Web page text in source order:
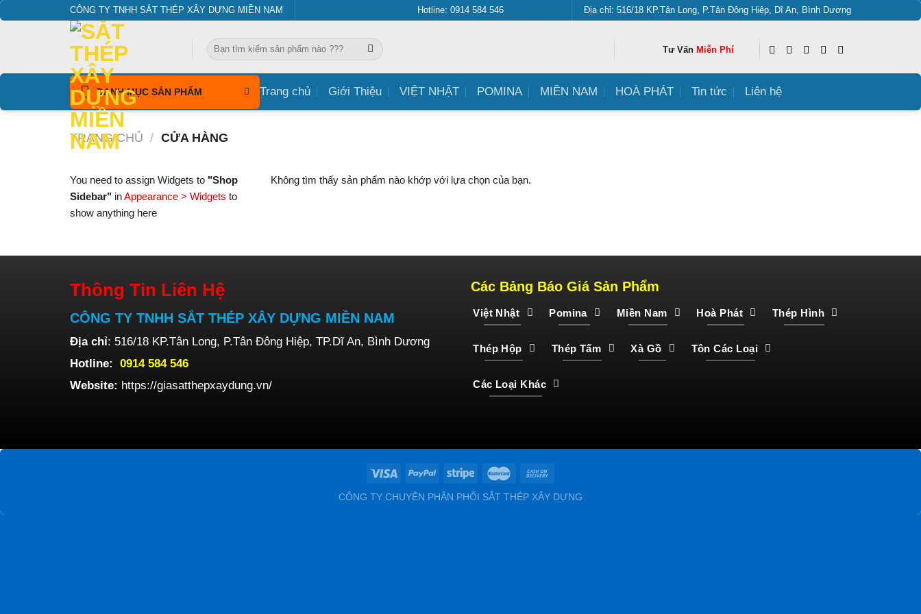
Bỏ
qua
CÔNG TY TNHH SẮT THÉP XÂY DỰNG MIỀN NAM Hotline: 0914 584 546 Địa chỉ: 516/18 KP.Tân Long, P.Tân Đông Hiệp, Dĩ An, Bình Dương
Tìm
kiếm:
Tư Vấn Miễn Phí
DANH MỤC SẢN PHẨM Trang chủ Giới Thiệu VIỆT NHẬT POMINA MIỀN NAM HOÀ PHÁT Tin tức Liên hệ
TRANG CHỦ / CỬA HÀNG
You need to assign Widgets to "Shop
Sidebar" inAppearance > Widgets to
show anything here
Không tìm thấy sản phẩm nào khớp với lựa chọn của bạn.
Thông Tin Liên Hệ
CÔNG TY TNHH SẮT THÉP XÂY DỰNG MIỀN NAM
Địa chỉ: 516/18 KP.Tân Long, P.Tân Đông Hiệp, TP.Dĩ An, Bình Dương
Hotline: 0914 584 546
Website: https://giasatthepxaydung.vn/
Các Bảng Báo Giá Sản Phẩm
Việt Nhật Pomina Miền Nam Hoà Phát Thép Hình
Thép Hộp Thép Tấm Xà Gồ Tôn Các Loại
Các Loại Khác
CÔNG TY CHUYÊN PHÂN PHỐI SẮT THÉP XÂY DỰNG